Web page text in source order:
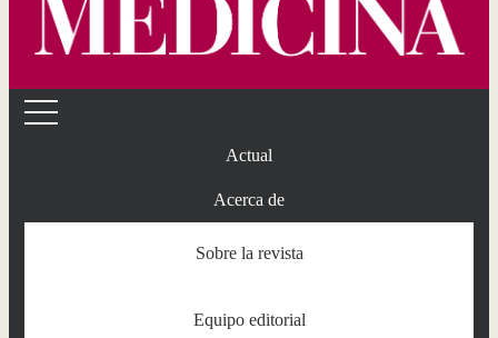
Actual
Acerca de
Sobre la revista
Equipo editorial